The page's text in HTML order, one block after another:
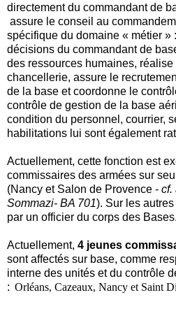
directement du commandant de
assure le conseil au
spécifique du domaine « métier »
décisions du commandant de
des ressources humaines,
chancellerie, assure le
de la base et coordonne le
contrôle de gestion de la base
condition du personnel, courrier,
habilitations lui sont également
Actuellement, cette fonction est
commissaires des armées sur
(Nancy et Salon de Provence - cf.
Sommazi- BA 701). Sur les
par un officier du corps des Bases.
Actuellement, 4 jeunes
sont affectés sur base, comme
interne des unités et du contrôle
: Orléans, Cazeaux, Nancy et Saint